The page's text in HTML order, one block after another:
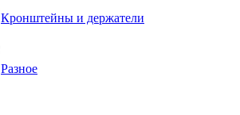
Кронштейны и держатели
Разное